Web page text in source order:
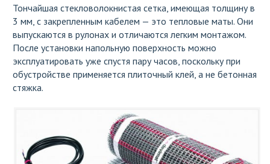
Тончайшая стекловолокнистая сетка, имеющая толщину в
3 мм, с закрепленным кабелем — это тепловые маты. Они
выпускаются в рулонах и отличаются легким монтажом.
После установки напольную поверхность можно
эксплуатировать уже спустя пару часов, поскольку при
обустройстве применяется плиточный клей, а не бетонная
стяжка.